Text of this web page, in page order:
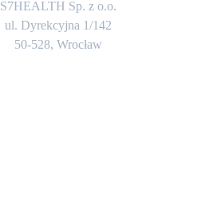
S7HEALTH Sp. z o.o.
ul. Dyrekcyjna 1/142
50-528, Wrocław